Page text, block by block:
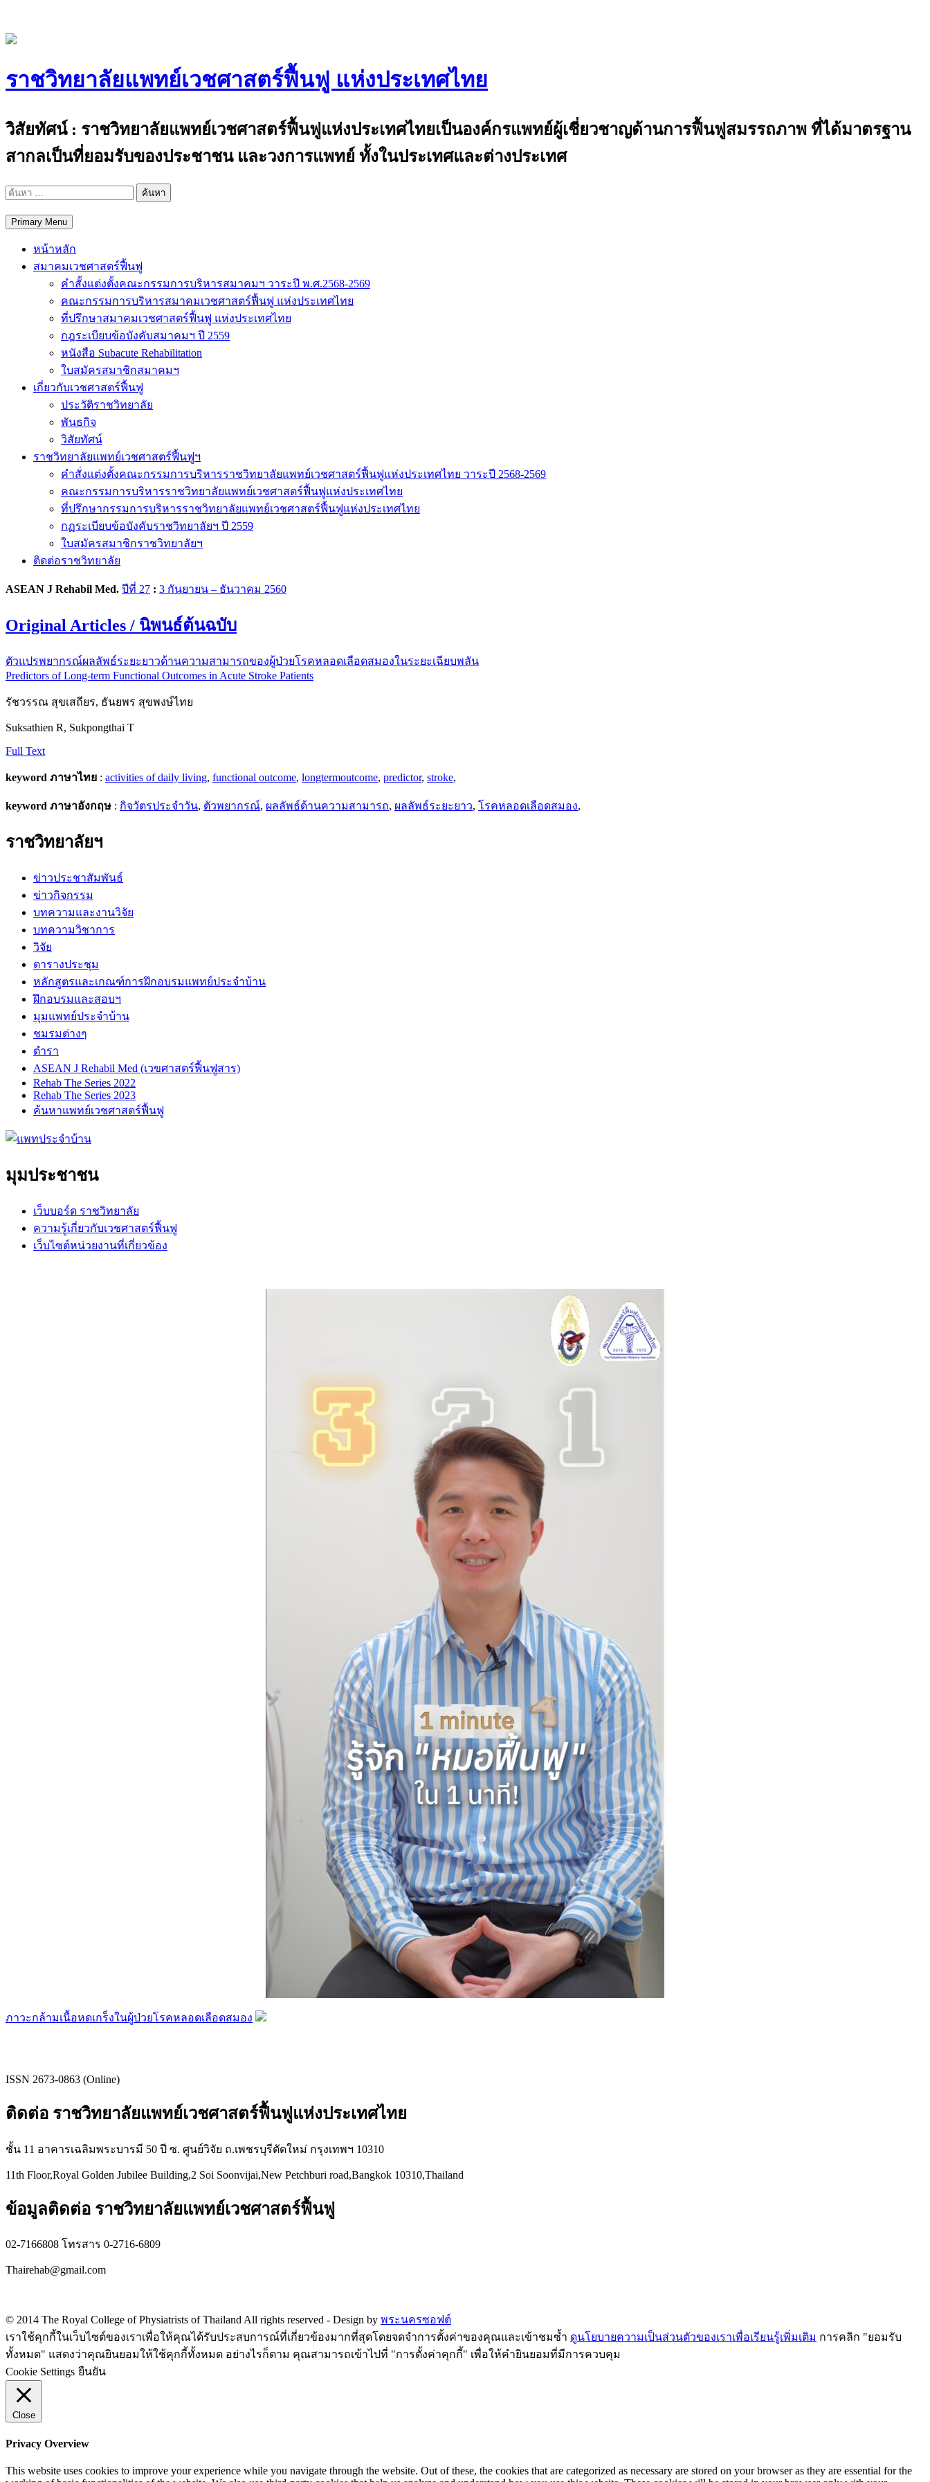
content
ราชวิทยาลัยแพทย์เวชศาสตร์ฟื้นฟู แห่งประเทศไทย
วิสัยทัศน์ : ราชวิทยาลัยแพทย์เวชศาสตร์ฟื้นฟูแห่งประเทศไทยเป็นองค์กรแพทย์ผู้เชี่ยวชาญด้านการฟื้นฟูสมรรถภาพ ที่ได้มาตรฐาน
สากลเป็นที่ยอมรับของประชาชน และวงการแพทย์ ทั้งในประเทศและต่างประเทศ
ค้นหา
Primary Menu
หน้าหลัก
สมาคมเวชศาสตร์ฟื้นฟู
คำสั้งแต่งตั้งคณะกรรมการบริหารสมาคมฯ วาระปี พ.ศ.2568-2569
คณะกรรมการบริหารสมาคมเวชศาสตร์ฟื้นฟู แห่งประเทศไทย
ที่ปรึกษาสมาคมเวชศาสตร์ฟื้นฟู แห่งประเทศไทย
กฎระเบียบข้อบังคับสมาคมฯ ปี 2559
หนังสือ Subacute Rehabilitation
ใบสมัครสมาชิกสมาคมฯ
เกี่ยวกับเวชศาสตร์ฟื้นฟู
ประวัติราชวิทยาลัย
พันธกิจ
วิสัยทัศน์
ราชวิทยาลัยแพทย์เวชศาสตร์ฟื้นฟูฯ
คำสั่งแต่งตั้งคณะกรรมการบริหารราชวิทยาลัยแพทย์เวชศาสตร์ฟื้นฟูแห่งประเทศไทย วาระปี 2568-2569
คณะกรรมการบริหารราชวิทยาลัยแพทย์เวชศาสตร์ฟื้นฟูแห่งประเทศไทย
ที่ปรึกษากรรมการบริหารราชวิทยาลัยแพทย์เวชศาสตร์ฟื้นฟูแห่งประเทศไทย
กฏระเบียบข้อบังคับราชวิทยาลัยฯ ปี 2559
ใบสมัครสมาชิกราชวิทยาลัยฯ
ติดต่อราชวิทยาลัย
ASEAN J Rehabil Med. ปีที่ 27 : 3 กันยายน – ธันวาคม 2560
Original Articles / นิพนธ์ต้นฉบับ
ตัวแปรพยากรณ์ผลลัพธ์ระยะยาวด้านความสามารถของผู้ป่วยโรคหลอดเลือดสมองในระยะเฉียบพลัน
Predictors of Long-term Functional Outcomes in Acute Stroke Patients
รัชวรรณ สุขเสถียร, ธันยพร สุขพงษ์ไทย
Suksathien R, Sukpongthai T
Full Text
keyword ภาษาไทย : activities of daily living, functional outcome, longtermoutcome, predictor, stroke,
keyword ภาษาอังกฤษ : กิจวัตรประจำวัน, ตัวพยากรณ์, ผลลัพธ์ด้านความสามารถ, ผลลัพธ์ระยะยาว, โรคหลอดเลือดสมอง,
ราชวิทยาลัยฯ
ข่าวประชาสัมพันธ์
ข่าวกิจกรรม
บทความและงานวิจัย
บทความวิชาการ
วิจัย
ตารางประชุม
หลักสูตรและเกณฑ์การฝึกอบรมแพทย์ประจำบ้าน
ฝึกอบรมและสอบฯ
มุมแพทย์ประจำบ้าน
ชมรมต่างๆ
ตำรา
ASEAN J Rehabil Med (เวขศาสตร์ฟื้นฟูสาร)
Rehab The Series 2022
Rehab The Series 2023
ค้นหาแพทย์เวชศาสตร์ฟื้นฟู
มุมประชาชน
เว็บบอร์ด ราชวิทยาลัย
ความรู้เกี่ยวกับเวชศาสตร์ฟื้นฟู
เว็บไซต์หน่วยงานที่เกี่ยวข้อง
ภาวะกล้ามเนื้อหดเกร็งในผู้ป่วยโรคหลอดเลือดสมอง
ISSN 2673-0863 (Online)
ติดต่อ ราชวิทยาลัยแพทย์เวชศาสตร์ฟื้นฟูแห่งประเทศไทย
ชั้น 11 อาคารเฉลิมพระบารมี 50 ปี ซ. ศูนย์วิจัย ถ.เพชรบุรีตัดใหม่ กรุงเทพฯ 10310
11th Floor,Royal Golden Jubilee Building,2 Soi Soonvijai,New Petchburi road,Bangkok 10310,Thailand
ข้อมูลติดต่อ ราชวิทยาลัยแพทย์เวชศาสตร์ฟื้นฟู
02-7166808 โทรสาร 0-2716-6809
Thairehab@gmail.com
© 2014 The Royal College of Physiatrists of Thailand All rights reserved - Design by พระนครซอฟต์
เราใช้คุกกี้ในเว็บไซต์ของเราเพื่อให้คุณได้รับประสบการณ์ที่เกี่ยวข้องมากที่สุดโดยจดจำการตั้งค่าของคุณและเข้าชมซ้ำ ดูนโยบายความเป็นส่วนตัวของเราเพื่อเรียนรู้เพิ่มเติม การคลิก "ยอมรับ
ทั้งหมด" แสดงว่าคุณยินยอมให้ใช้คุกกี้ทั้งหมด อย่างไรก็ตาม คุณสามารถเข้าไปที่ "การตั้งค่าคุกกี้" เพื่อให้คำยินยอมที่มีการควบคุม
Cookie Settings ยืนยัน
Close
Privacy Overview
This website uses cookies to improve your experience while you navigate through the website. Out of these, the cookies that are categorized as necessary are stored on your browser as they are essential for the